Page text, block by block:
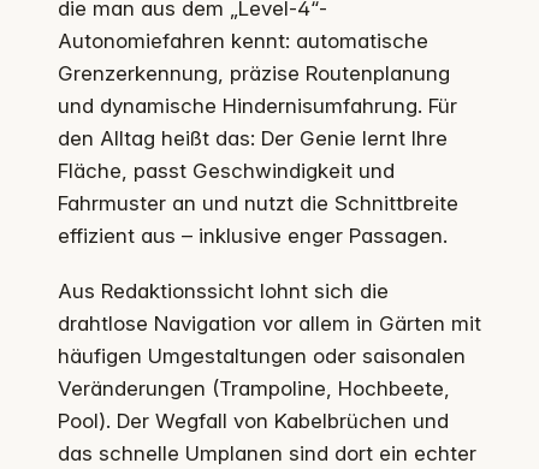
die man aus dem „Level-4“-
Autonomiefahren kennt: automatische
Grenzerkennung, präzise Routenplanung
und dynamische Hindernisumfahrung. Für
den Alltag heißt das: Der Genie lernt Ihre
Fläche, passt Geschwindigkeit und
Fahrmuster an und nutzt die Schnittbreite
effizient aus – inklusive enger Passagen.
Aus Redaktionssicht lohnt sich die
drahtlose Navigation vor allem in Gärten mit
häufigen Umgestaltungen oder saisonalen
Veränderungen (Trampoline, Hochbeete,
Pool). Der Wegfall von Kabelbrüchen und
das schnelle Umplanen sind dort ein echter